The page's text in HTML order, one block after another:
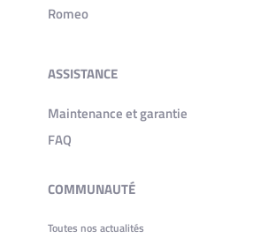
Romeo
ASSISTANCE
Maintenance et garantie
FAQ
COMMUNAUTÉ
Toutes nos actualités